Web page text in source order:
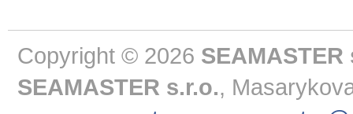
Copyright © 2026 SEAMASTER
SEAMASTER s.r.o.,